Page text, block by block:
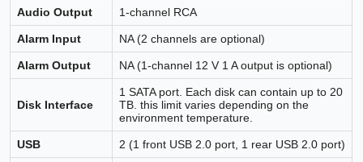
Audio Output 1-channel RCA
Alarm Input NA (2 channels are optional)
Alarm Output NA (1-channel 12 V 1 A output is optional)
Disk Interface
1 SATA port. Each disk can contain up to 20
TB. this limit varies depending on the
environment temperature.
USB 2 (1 front USB 2.0 port, 1 rear USB 2.0 port)